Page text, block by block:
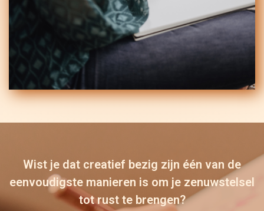
Wist je dat creatief bezig zijn één van de
eenvoudigste manieren is om je zenuwstelsel
tot rust te brengen?